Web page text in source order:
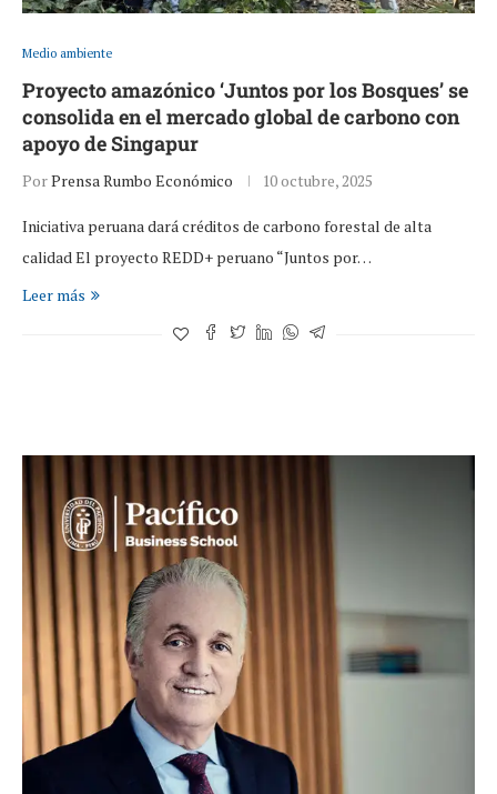
Medio ambiente
Proyecto amazónico ‘Juntos por los Bosques’ se
consolida en el mercado global de carbono con
apoyo de Singapur
PorPrensa Rumbo Económico 10 octubre, 2025
Iniciativa peruana dará créditos de carbono forestal de alta
calidad El proyecto REDD+ peruano “Juntos por…
Leer más